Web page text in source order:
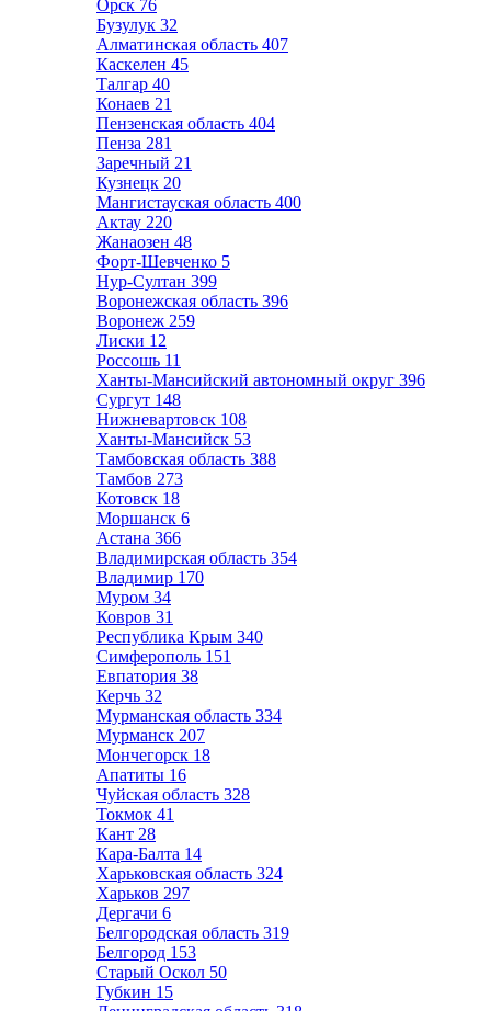
Орск 76
Бузулук 32
Алматинская область 407
Каскелен 45
Талгар 40
Конаев 21
Пензенская область 404
Пенза 281
Заречный 21
Кузнецк 20
Мангистауская область 400
Актау 220
Жанаозен 48
Форт-Шевченко 5
Нур-Султан 399
Воронежская область 396
Воронеж 259
Лиски 12
Россошь 11
Ханты-Мансийский автономный округ 396
Сургут 148
Нижневартовск 108
Ханты-Мансийск 53
Тамбовская область 388
Тамбов 273
Котовск 18
Моршанск 6
Астана 366
Владимирская область 354
Владимир 170
Муром 34
Ковров 31
Республика Крым 340
Симферополь 151
Евпатория 38
Керчь 32
Мурманская область 334
Мурманск 207
Мончегорск 18
Апатиты 16
Чуйская область 328
Токмок 41
Кант 28
Кара-Балта 14
Харьковская область 324
Харьков 297
Дергачи 6
Белгородская область 319
Белгород 153
Старый Оскол 50
Губкин 15